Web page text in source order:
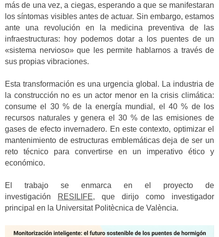
más de una vez, a ciegas, esperando a que se manifestaran
los síntomas visibles antes de actuar. Sin embargo, estamos
ante una revolución en la medicina preventiva de las
infraestructuras: hoy podemos dotar a los puentes de un
«sistema nervioso» que les permite hablarnos a través de
sus propias vibraciones.
Esta transformación es una urgencia global. La industria de
la construcción no es un actor menor en la crisis climática:
consume el 30 % de la energía mundial, el 40 % de los
recursos naturales y genera el 30 % de las emisiones de
gases de efecto invernadero. En este contexto, optimizar el
mantenimiento de estructuras emblemáticas deja de ser un
reto técnico para convertirse en un imperativo ético y
económico.
El trabajo se enmarca en el proyecto de
investigación
RESILIFE, que dirijo como investigador
principal en la Universitat Politècnica de València.